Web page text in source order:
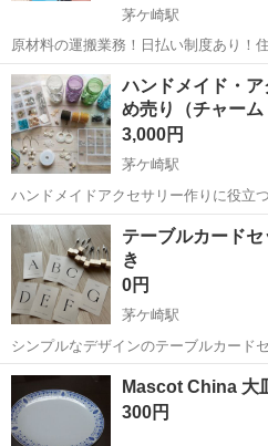
茅ケ崎駅
原材料の運搬業務！日払い制度あり！
ム寮完備！寮費7割会社負担！赴任旅
日124日★食堂利用OK！幅広い年齢の
市》 人気の工場のお仕事 ◇化...
神奈川 茅ヶ崎市 茅ケ崎駅 そ
ハンドメイド・
め売り（チャー
3,000円
茅ケ崎駅
ハンドメイドアクセサリー作りに役立
りセットです。 趣味で集めていました
いたします。 ​これからハンドメイド
DIYを楽しみたい方におすすめで...
神奈川 茅ヶ崎市 茅ケ崎駅
テーブルカード
き
0円
茅ケ崎駅
シンプルなデザインのテーブルカード
適。 - セット内容: テーブルカード（A〜G） - 素材: 厚紙 - デザイン:
神奈川 茅ヶ崎市 そ
Mascot China 大
300円